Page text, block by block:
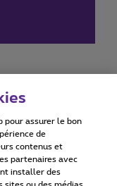
statement
pour assurer le bon
de
contenus et
partenaires avec
installer des